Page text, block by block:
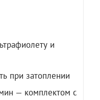
и
при затоплении
— комплектом с